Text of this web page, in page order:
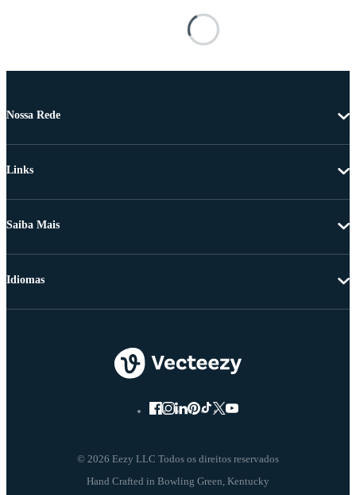
Nossa Rede
Links
Saiba Mais
© 2026 Eezy LLC Todos os direitos reservados
Idiomas